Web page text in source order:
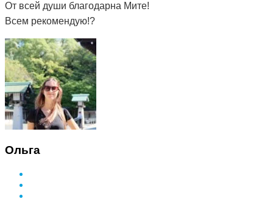
От всей души благодарна Мите!
Всем рекомендую!?
Ольга